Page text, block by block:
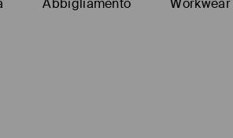
Abbigliamento Workwear